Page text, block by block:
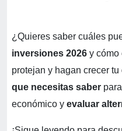
¿Quieres saber cuáles
inversiones 2026 y cómo
protejan y hagan crecer
que necesitas saber
económico y evaluar